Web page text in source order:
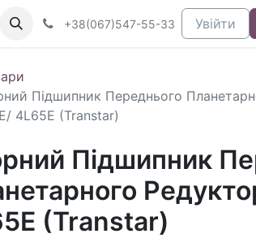
+38(067)547-55-33 Увійти
Підшипник Переднього
4L65E (Transtar)
Підшипник
(Transtar)